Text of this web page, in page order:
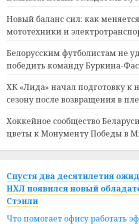
Новый баланс сил: как
мототехники и
Белорусским футболистам не
победить команду Буркина-
ХК «Лида» начал подготовку к
сезону после возвращения в
Хоккейное сообщество
цветы к Монументу Победы в
Спустя два десятилетия
НХЛ появился новый
Стэнли
Что помогает офису работать